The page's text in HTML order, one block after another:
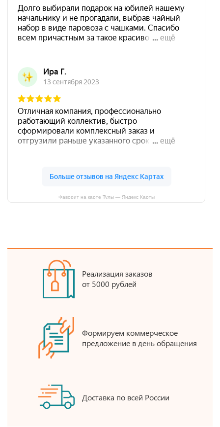
Фаворит на карте Тулы — Яндекс Карты
Реализация заказов
от 5000 рублей
Формируем коммерческое
предложение в день обращения
Доставка по всей России